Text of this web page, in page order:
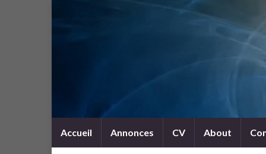
Accueil Annonces CV About